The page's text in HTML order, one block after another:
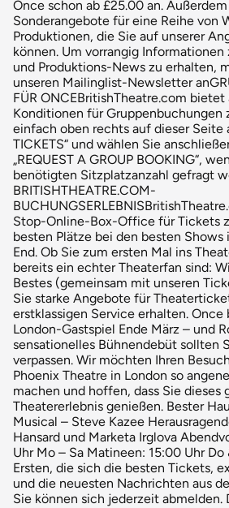
Once schon ab £25.00 an.
Sonderangebote für eine Reihe von
Produktionen, die Sie auf unserer
können. Um vorrangig
und Produktions-News zu erhalten,
unseren Mailinglist-Newsletter
FÜR ONCEBritishTheatre.com
Konditionen für Gruppenbuchungen
einfach oben rechts auf dieser Seite
TICKETS“ und wählen Sie
„REQUEST A GROUP BOOKING“,
benötigten Sitzplatzanzahl gefragt
BRITISHTHEATRE.COM-
Stop-Online-Box-Office für Tickets
besten Plätze bei den besten Shows
End. Ob Sie zum ersten Mal ins
bereits ein echter Theaterfan sind:
Bestes (gemeinsam mit unseren
Sie starke Angebote für
erstklassigen Service erhalten. Once
London-Gastspiel Ende März – und
sensationelles Bühnendebüt sollten
verpassen. Wir möchten Ihren
Phoenix Theatre in London so
machen und hoffen, dass Sie dieses
Theatererlebnis genießen. Bester
Musical – Steve Kazee
Hansard und Marketa Irglova
Uhr Mo – Sa Matineen: 15:00 Uhr Do
Ersten, die sich die besten Tickets,
und die neuesten Nachrichten aus
Sie können sich jederzeit